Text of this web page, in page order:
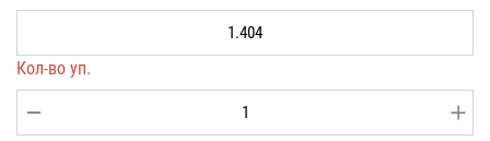
Кол-во уп.